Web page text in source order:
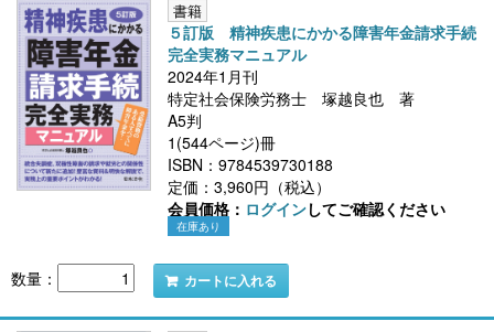
書籍
５訂版 精神疾患にかかる障害年金請求手続
完全実務マニュアル
2024年1月刊
特定社会保険労務士 塚越良也 著
A5判
1(544ページ)冊
ISBN：9784539730188
定価：3,960円（税込）
会員価格： ログインしてご確認ください
在庫あり
数量： カートに入れる